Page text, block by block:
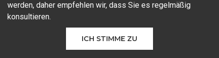
Gebrauchte Maschinen
Additive Fertigung
Kontakt
werden, daher empfehlen wir, dass Sie es regelmäßig
konsultieren.
ICH STIMME ZU